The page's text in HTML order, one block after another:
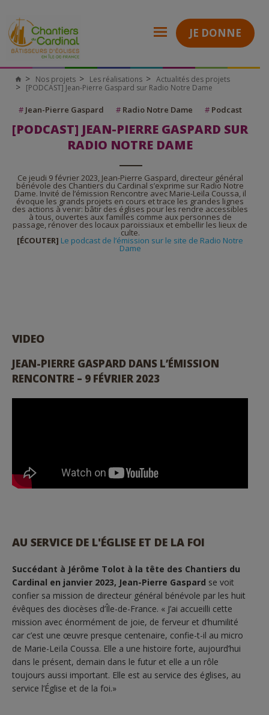
JE DONNE
Nos projets Les réalisations
Actualités des projets
[PODCAST] Jean-Pierre Gaspard sur Radio Notre Dame
#Jean-Pierre Gaspard #Radio Notre Dame #Podcast
[PODCAST] JEAN-PIERRE GASPARD SUR
RADIO NOTRE DAME
Ce jeudi 9 février 2023, Jean-Pierre Gaspard, directeur général
bénévole des Chantiers du Cardinal s’exprime sur Radio Notre
Dame. Invité de l’émission Rencontre avec Marie-Leïla Coussa, il
évoque les grands projets en cours et trace les grandes lignes
des actions à venir: bâtir des églises pour les rendre accessibles
à tous, ouvertes aux familles comme aux personnes de
passage, rénover des locaux paroissiaux et embellir les lieux de
culte.
[ÉCOUTER] Le podcast de l’émission sur le site de Radio Notre
Dame
VIDEO
JEAN-PIERRE GASPARD DANS L’ÉMISSION
RENCONTRE – 9 FÉVRIER 2023
AU SERVICE DE L'ÉGLISE ET DE LA FOI
Succédant à Jérôme Tolot à la tête des Chantiers du
Cardinal en janvier 2023, Jean-Pierre Gaspard se voit
confier sa mission de directeur général bénévole par les huit
évêques des diocèses d’Île-de-France. « J’ai accueilli cette
mission avec énormément de joie, de ferveur et d’humilité
car c’est une œuvre presque centenaire, confie-t-il au micro
de Marie-Leïla Coussa. Elle a une histoire forte, aujourd’hui
dans le présent, demain dans le futur et elle a un rôle
toujours aussi important. Elle est au service des églises, au
service l’Église et de la foi.»